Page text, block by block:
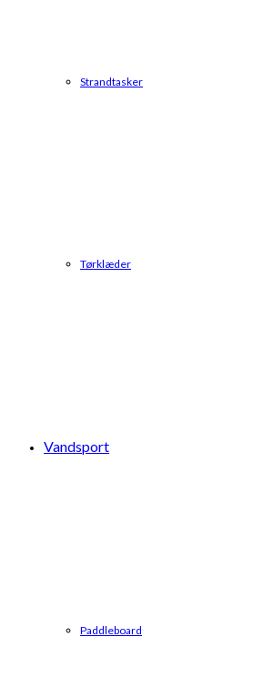
Strandtasker
Tørklæder
Vandsport
Paddleboard